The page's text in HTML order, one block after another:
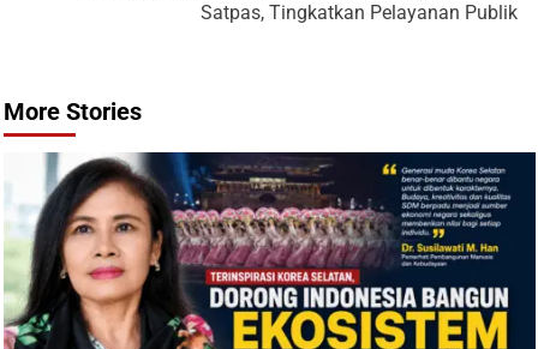
Satpas, Tingkatkan Pelayanan Publik
More Stories